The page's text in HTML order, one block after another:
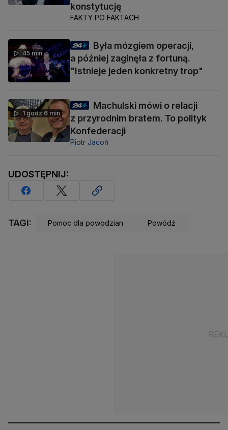
konstytucję
FAKTY PO FAKTACH
45 min
Była mózgiem operacji,
a później zaginęła z fortuną.
"Istnieje jeden konkretny trop"
1 godz 6 min
Machulski mówi o relacji
z przyrodnim bratem. To polityk
Konfederacji
Piotr Jacoń
UDOSTĘPNIJ:
TAGI: Pomoc dla powodzian Powódź